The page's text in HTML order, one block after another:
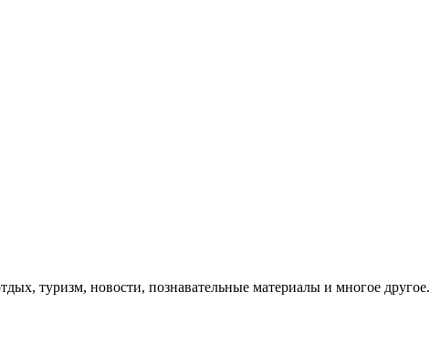
туризм, новости, познавательные материалы и многое другое.